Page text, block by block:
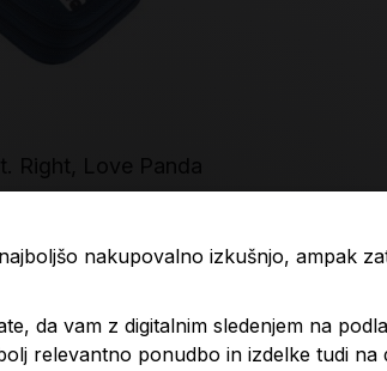
Right, Love Panda
ni na zalogi.
v poslovalnicah.
22,90 €
nakupovalno izkušnjo, ampak
da vam z digitalnim sledenjem na
relevantno ponudbo in izdelke tudi na